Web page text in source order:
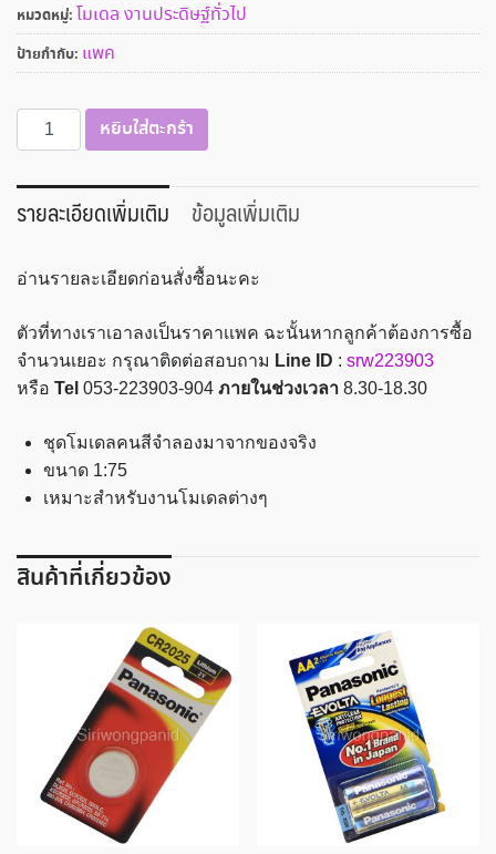
หมวดหมู่: โมเดล งานประดิษฐ์ทั่วไป
ป้ายกำกับ: แพค
จำนวน
โมเดล
1:75
10ชิ้น/
BK
หยิบใส่ตะกร้า
รายละเอียดเพิ่มเติม ข้อมูลเพิ่มเติม
อ่านรายละเอียดก่อนสั่งซื้อนะคะ
ตัวที่ทางเราเอาลงเป็นราคาเเพค ฉะนั้นหากลูกค้าต้องการซื้อ
จำนวนเยอะ กรุณาติดต่อสอบถาม Line ID : srw223903
หรือ Tel 053-223903-904 ภายในช่วงเวลา 8.30-18.30
ชุดโมเดลคนสีจำลองมาจากของจริง
ขนาด 1:75
เหมาะสำหรับงานโมเดลต่างๆ
สินค้าที่เกี่ยวข้อง